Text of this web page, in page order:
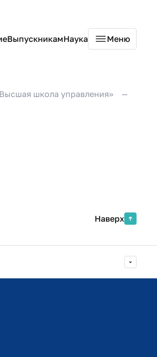
ВыпускникамНаука Меню
школа управления»
Наверх